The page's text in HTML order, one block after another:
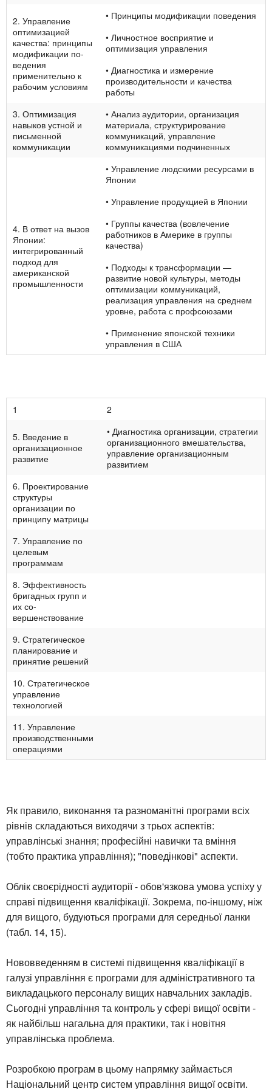
2. Управление
оптими­зацией
качества: прин­ципы
модификации по­
ведения
применительно к
рабочим условиям
• Принципы модификации поведения
• Личностное восприятие и
оптимизация управления
• Диагностика и измерение
производи­тельности и качества
работы
3. Оптимизация
навыков устной и
письменной
коммуникации
• Анализ аудитории, организация
мате­риала, структурирование
коммуника­ций, управление
коммуникациями подчиненных
4. В ответ на вызов
Япо­нии:
интегрированный
подход для
американ­ской
промышленности
• Управление людскими ресурсами в
Японии
• Управление продукцией в Японии
• Группы качества (вовлечение
работни­ков в Америке в группы
качества)
• Подходы к трансформации —
развитие новой культуры, методы
оптимизации коммуникаций,
реализация управления на среднем
уровне, работа с профсо­юзами
• Применение японской техники
управ­ления в США
1 2
5. Введение в
организа­ционное
развитие
• Диагностика организации, стратегии
организационного вмешательства,
уп­равление организационным
развитием
6. Проектирование
структуры
организации по
принципу матрицы
7. Управление по
целе­вым
программам
8. Эффективность
бри­гадных групп и
их со­
вершенствование
9. Стратегическое
плани­рование и
принятие решений
10. Стратегическое
уп­равление
технологией
11. Управление
произ­водственными
опера­циями
Як правило, виконання та разноманітні програми всіх
рівнів складаються виходячи з трьох аспектів:
управлінські знання; професійні навички та вміння
(тобто практика управління); "поведінкові" аспекти.
Облік своєрідності аудиторії - обов'язкова умова успіху у
справі підвищення кваліфікації. Зокрема, по-іншому, ніж
для вищого, будуються програми для середньої ланки
(табл. 14, 15).
Нововведенням в системі підвищення кваліфікації в
галузі управління є програми для адміністративного та
викладацького персоналу вищих навчальних закладів.
Сьогодні управління та контроль у сфері вищої освіти -
як найбільш нагальна для практики, так і новітня
управлінська проблема.
Розробкою програм в цьому напрямку займається
Національний центр систем управління вищої освіти.